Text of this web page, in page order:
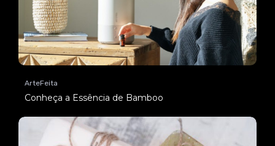
ArteFeita
Conheça a Essência de Bamboo